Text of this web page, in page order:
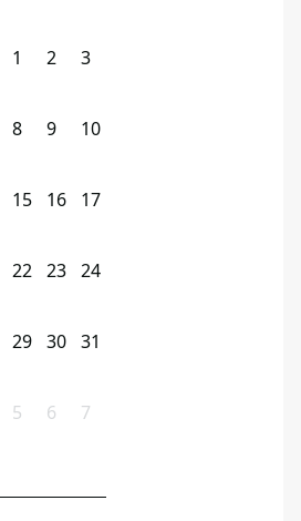
1 2 3
8 9 10
15 16 17
22 23 24
29 30 31
5 6 7